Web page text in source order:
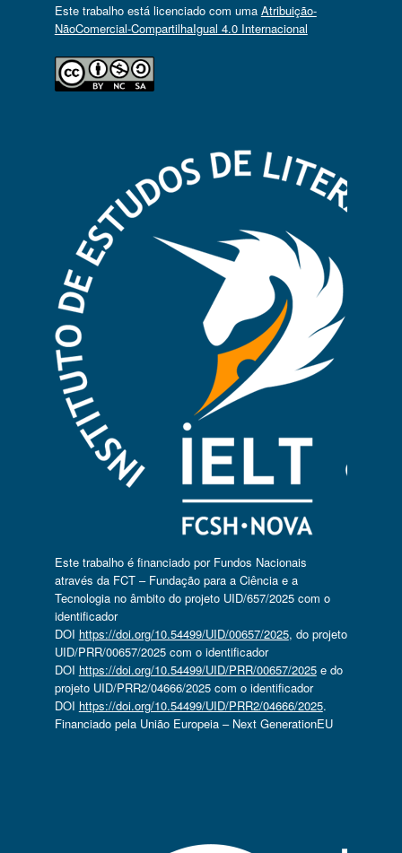
Este trabalho está licenciado com uma Atribuição-
NãoComercial-CompartilhaIgual 4.0 Internacional
Este trabalho é financiado por Fundos Nacionais
através da FCT – Fundação para a Ciência e a
Tecnologia no âmbito do projeto UID/657/2025 com o
identificador
DOI https://doi.org/10.54499/UID/00657/2025, do projeto
UID/PRR/00657/2025 com o identificador
DOI https://doi.org/10.54499/UID/PRR/00657/2025e do
projeto UID/PRR2/04666/2025 com o identificador
DOI https://doi.org/10.54499/UID/PRR2/04666/2025.
Financiado pela União Europeia – Next GenerationEU